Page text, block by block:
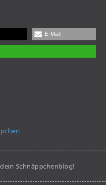
E-Mail
Schnäppchenblog!